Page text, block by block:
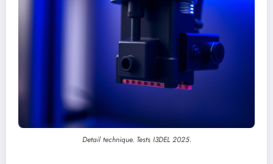
Detail technique. Tests I3DEL 2025.